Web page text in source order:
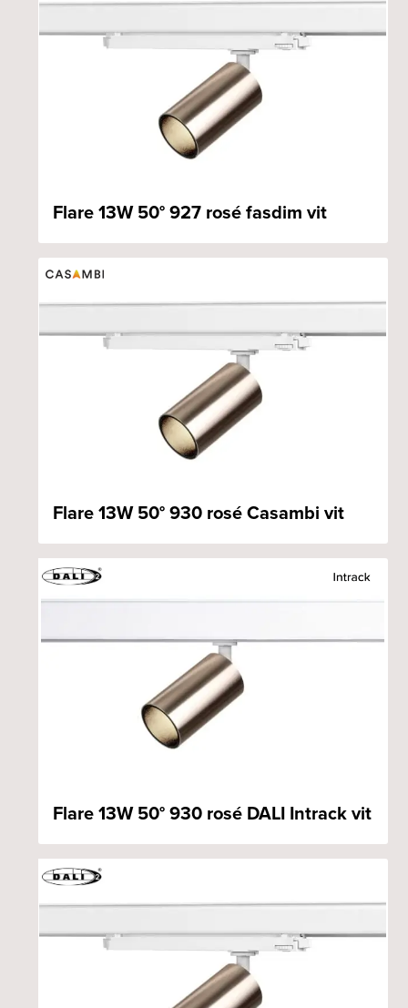
Flare 13W 50° 927 rosé fasdim vit
Flare 13W 50° 930 rosé Casambi vit
Flare 13W 50° 930 rosé DALI Intrack vit